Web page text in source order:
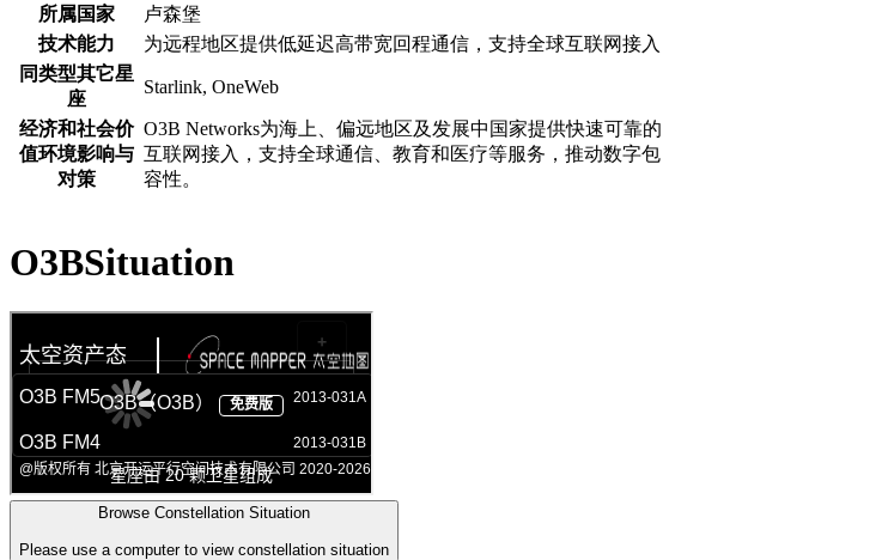
所属国家
卢森堡
技术能力
为远程地区提供低延迟高带宽回程通信，支持全球互联网接入
同类型其它星
座
Starlink, OneWeb
经济和社会价
值环境影响与
对策
O3B Networks为海上、偏远地区及发展中国家提供快速可靠的
互联网接入，支持全球通信、教育和医疗等服务，推动数字包
容性。
O3BSituation
Browse Constellation Situation
Please use a computer to view constellation situation